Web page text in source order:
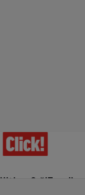
Ultima Oră!Trending